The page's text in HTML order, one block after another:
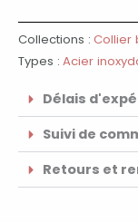
Collections : Collier
Types : Acier
Délais
Suivi de
Retours et